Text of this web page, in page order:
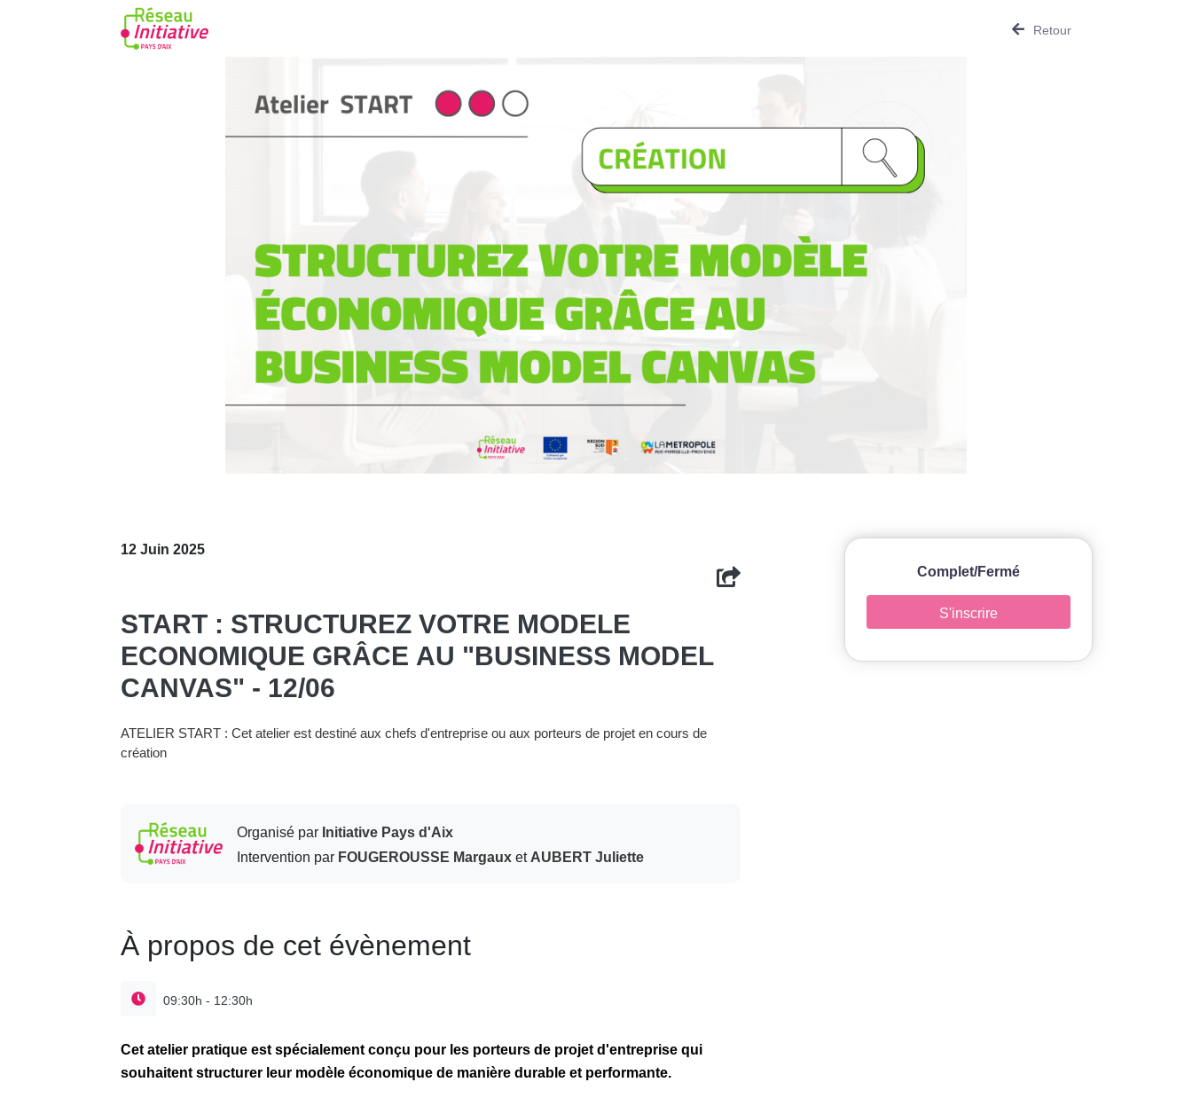
Retour
12 Juin 2025
START : STRUCTUREZ VOTRE MODELE
ECONOMIQUE GRÂCE AU "BUSINESS MODEL
CANVAS" - 12/06
ATELIER START : Cet atelier est destiné aux chefs d'entreprise ou aux porteurs de projet en cours de
création
Organisé parInitiative Pays d'Aix
Intervention parFOUGEROUSSE MargauxetAUBERT Juliette
À propos de cet évènement
09:30h - 12:30h
Cet atelier pratique est spécialement conçu pour les porteurs de projet d'entreprise qui
souhaitent structurer leur modèle économique de manière durable et performante.
Complet/Fermé
S'inscrire